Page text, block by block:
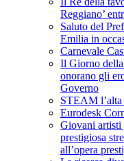
Reggiano’
Saluto del
Emilia in
Carnevale
Il Giorno
onorano gli
Governo
STEAM
Eurodesk
Giovani artisti
prestigiosa
all’opera